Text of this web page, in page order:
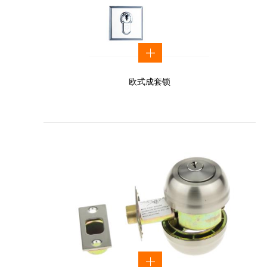
欧式成套锁